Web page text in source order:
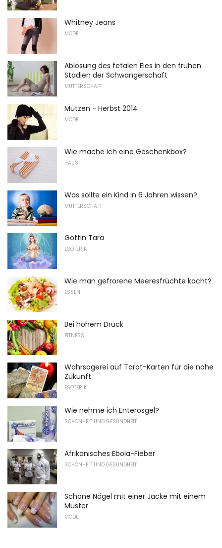
Whitney Jeans
MODE
Ablösung des fetalen Eies in den frühen
Stadien der Schwangerschaft
MUTTERSCHAFT
Mützen - Herbst 2014
MODE
Wie mache ich eine Geschenkbox?
HAUS
Was sollte ein Kind in 6 Jahren wissen?
MUTTERSCHAFT
Göttin Tara
ESOTERIK
Wie man gefrorene Meeresfrüchte kocht?
ESSEN
Bei hohem Druck
FITNESS
Wahrsagerei auf Tarot-Karten für die nahe
Zukunft
ESOTERIK
Wie nehme ich Enterosgel?
SCHÖNHEIT UND GESUNDHEIT
Afrikanisches Ebola-Fieber
SCHÖNHEIT UND GESUNDHEIT
Schöne Nägel mit einer Jacke mit einem
Muster
MODE